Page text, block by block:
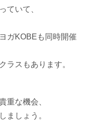
ていて、
ガKOBEも同時開催
ラスもあります。
重な機会、
ましょう。